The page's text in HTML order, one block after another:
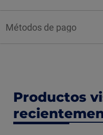
Métodos de pago
Productos